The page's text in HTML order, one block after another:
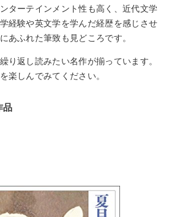
ターテインメント性も高く、近代文学
経験や英文学を学んだ経歴を感じさせ
あふれた筆致も見どころです。
り返し読みたい名作が揃っています。
楽しんでみてください。
品